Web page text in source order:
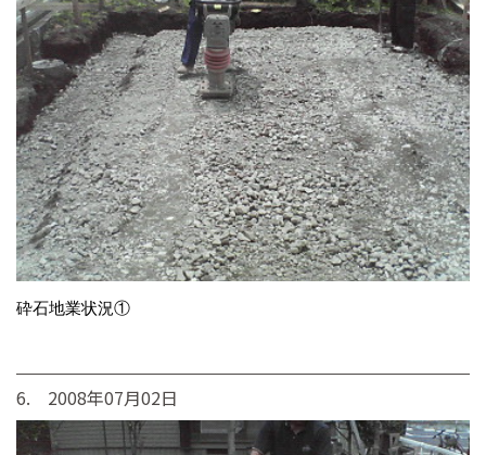
砕石地業状況①
6. 2008年07月02日